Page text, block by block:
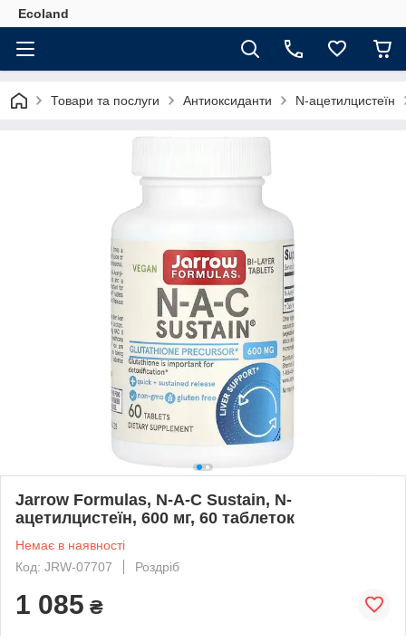
Ecoland
Товари та послуги Антиоксиданти N-ацетилцистеїн
Jarrow Formulas, N-A-C Sustain, N-
ацетилцистеїн, 600 мг, 60 таблеток
Немає в наявності
Код: JRW-07707
Роздріб
1 085 ₴